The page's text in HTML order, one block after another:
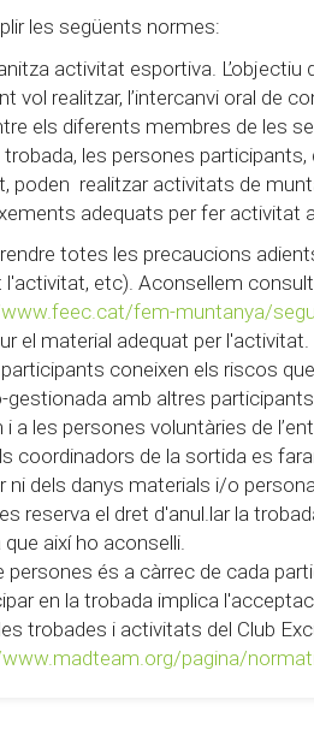
les següents normes:
activitat esportiva.
vol realitzar, l’intercanvi oral de
els diferents membres de les
trobada, les persones
poden realitzar activitats de
adequats per fer activitat
totes les precaucions
l'activitat, etc). Aconsellem
fem-muntanya/
el material adequat per l'activitat.
coneixen els riscos
amb altres
a les persones voluntàries de
coordinadors de la sortida es
ni dels danys materials i/o
reserva el dret d'anul.lar la
així ho aconselli.
persones és a càrrec de cada
en la trobada implica
trobades i activitats del Club
pagina/